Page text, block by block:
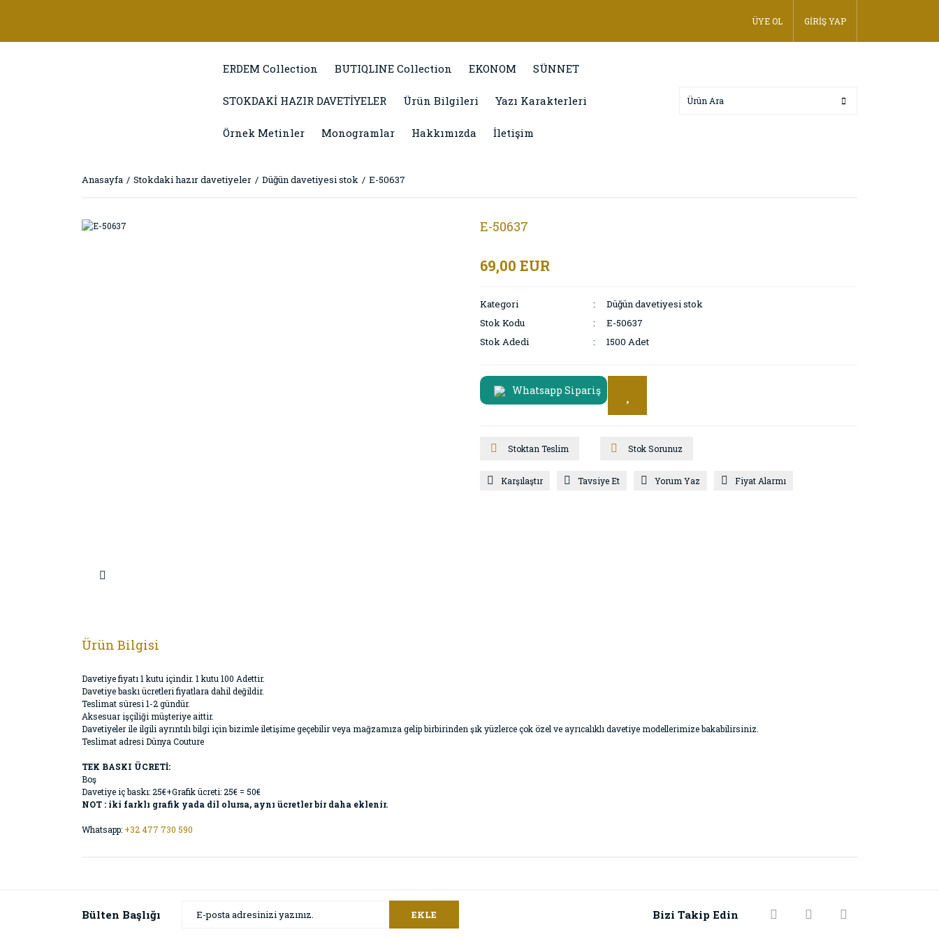
ÜYE OL GİRİŞ YAP
ERDEM Collection BUTIQLINE Collection EKONOM SÜNNET
STOKDAKİ HAZIR DAVETİYELER Ürün Bilgileri Yazı Karakterleri
Örnek Metinler Monogramlar Hakkımızda İletişim
Anasayfa Stokdaki hazır davetiyeler Düğün davetiyesi stok E-50637
E-50637
69,00 EUR
Kategori
Düğün davetiyesi stok
Stok Kodu
E-50637
Stok Adedi
1500 Adet
Whatsapp Sipariş
Stoktan Teslim Stok Sorunuz
Karşılaştır Tavsiye Et Yorum Yaz Fiyat Alarmı
Ürün Bilgisi
Davetiye fiyatı 1 kutu içindir. 1 kutu 100 Adettir.
Davetiye baskı ücretleri fiyatlara dahil değildir.
Teslimat süresi 1-2 gündür.
Aksesuar işçiliği müşteriye aittir.
Davetiyeler ile ilgili ayrıntılı bilgi için bizimle iletişime geçebilir veya mağzamıza gelip birbirinden şık yüzlerce çok özel ve ayrıcalıklı davetiye modellerimize bakabilirsiniz.
Teslimat adresi Dünya Couture
TEK BASKI ÜCRETİ:
Boş
Davetiye iç baskı: 25€+Grafik ücreti: 25€ = 50€
NOT : iki farklı grafik yada dil olursa, aynı ücretler bir daha eklenir.
Whatsapp: +32 477 730 590
Bülten Başlığı EKLE Bizi Takip Edin